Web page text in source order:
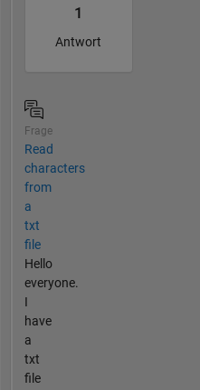
1
Antwort
Frage
Read
characters
from
a
txt
file
Hello
everyone.
I
have
a
txt
file